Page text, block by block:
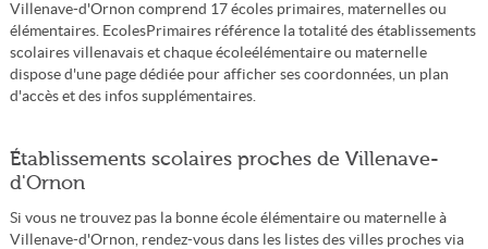
Villenave-d'Ornon comprend 17 écoles primaires, maternelles ou
élémentaires. EcolesPrimaires référence la totalité des établissements
scolaires villenavais et chaque écoleélémentaire ou maternelle
dispose d'une page dédiée pour afficher ses coordonnées, un plan
d'accès et des infos supplémentaires.
Établissements scolaires proches de Villenave-
d'Ornon
Si vous ne trouvez pas la bonne école élémentaire ou maternelle à
Villenave-d'Ornon, rendez-vous dans les listes des villes proches via